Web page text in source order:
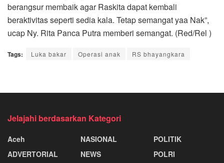
berangsur membaik agar Raskita dapat kembali
beraktivitas seperti sedia kala. Tetap semangat yaa Nak”,
ucap Ny. Rita Panca Putra memberi semangat. (Red/Rel )
Tags: Luka bakar Operasi anak RS bhayangkara
Jelajahi berdasarkan Kategori
Aceh
ADVERTORIAL
NASIONAL
NEWS
POLITIK
POLRI